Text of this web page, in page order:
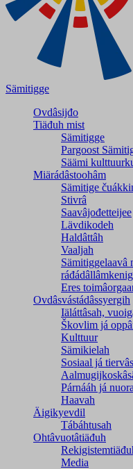
Sämitigge
Ovdâsijđo
Tiäđuh mist
Sämitigge
Pargoost
Säämi
Miärádâstoohâm
Sämitige
Stivrâ
Saavâjođetteijee
Lävdikodeh
Haldâttâh
Vaaljah
Sämitiggelaavâ
Eres
Ovdâsvástádâssyergih
Iäláttâsah,
Škovlim já
Kulttuur
Sämikielah
Sosiaal já
Párnááh já
Haavah
Äigikyevdil
Tábáhtusah
Ohtâvuotâtiäđuh
Media